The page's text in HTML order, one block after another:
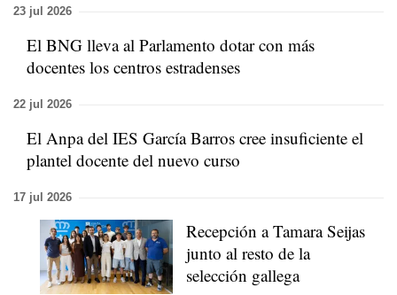
23 jul 2026
El BNG lleva al Parlamento dotar con más
docentes los centros estradenses
22 jul 2026
El Anpa del IES García Barros cree insuficiente el
plantel docente del nuevo curso
17 jul 2026
Recepción a Tamara Seijas
junto al resto de la
selección gallega